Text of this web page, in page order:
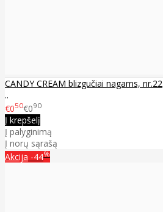
CANDY CREAM blizgučiai nagams, nr.22
..
€050€090
Į krepšelį
Į palyginimą
Į norų sąrašą
Akcija -44%